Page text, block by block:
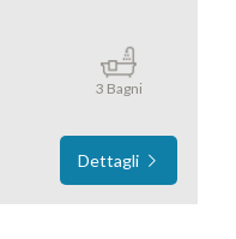
3 Bagni
Dettagli